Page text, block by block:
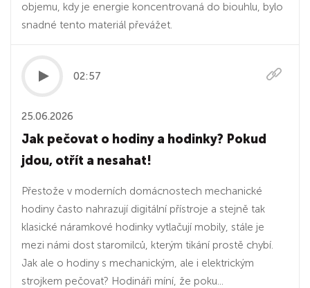
objemu, kdy je energie koncentrovaná do biouhlu, bylo
snadné tento materiál převážet.
02:57
25.06.2026
Jak pečovat o hodiny a hodinky? Pokud
jdou, otřít a nesahat!
Přestože v moderních domácnostech mechanické
hodiny často nahrazují digitální přístroje a stejně tak
klasické náramkové hodinky vytlačují mobily, stále je
mezi námi dost staromilců, kterým tikání prostě chybí.
Jak ale o hodiny s mechanickým, ale i elektrickým
strojkem pečovat? Hodináři míní, že poku...